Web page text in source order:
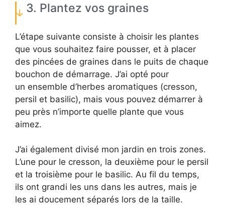
3. Plantez vos graines
L’étape suivante consiste à choisir les plantes
que vous souhaitez faire pousser, et à placer
des pincées de graines dans le puits de chaque
bouchon de démarrage. J’ai opté pour
un ensemble d’herbes aromatiques (cresson,
persil et basilic), mais vous pouvez démarrer à
peu près n’importe quelle plante que vous
aimez.
J’ai également divisé mon jardin en trois zones.
L’une pour le cresson, la deuxième pour le persil
et la troisième pour le basilic. Au fil du temps,
ils ont grandi les uns dans les autres, mais je
les ai doucement séparés lors de la taille.